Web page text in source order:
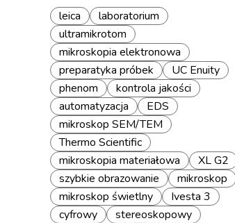
leica
laboratorium
ultramikrotom
mikroskopia elektronowa
preparatyka próbek
UC Enuity
phenom
kontrola jakości
automatyzacja
EDS
mikroskop SEM/TEM
Thermo Scientific
mikroskopia materiałowa
XL G2
szybkie obrazowanie
mikroskop
mikroskop świetlny
Ivesta 3
cyfrowy
stereoskopowy